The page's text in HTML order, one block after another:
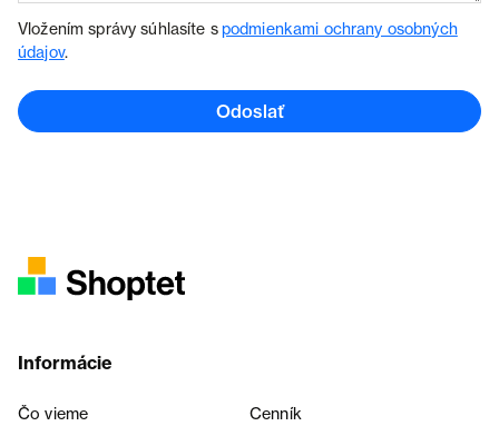
Vložením správy súhlasíte spodmienkami ochrany osobných
údajov.
Odoslať
Informácie
Čo vieme
Cenník